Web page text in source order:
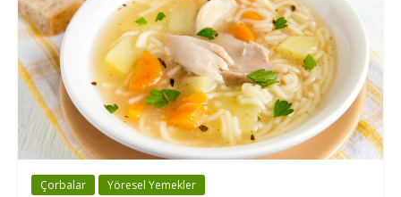
Çorbalar Yöresel Yemekler